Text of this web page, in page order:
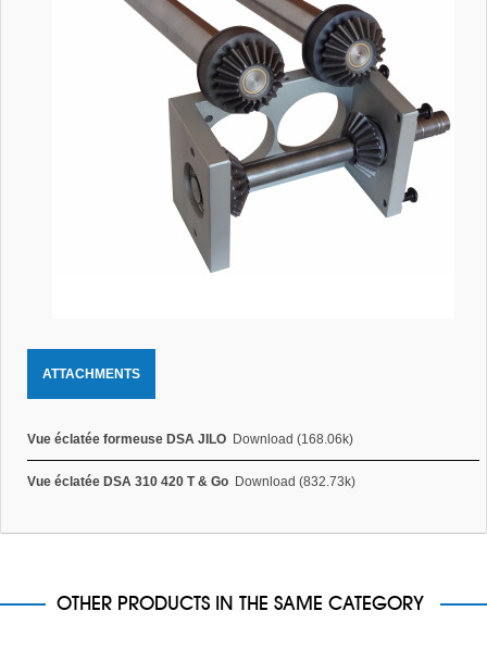
ATTACHMENTS
Vue éclatée formeuse DSA JILO Download (168.06k)
Vue éclatée DSA 310 420 T & Go Download (832.73k)
OTHER PRODUCTS IN THE SAME CATEGORY